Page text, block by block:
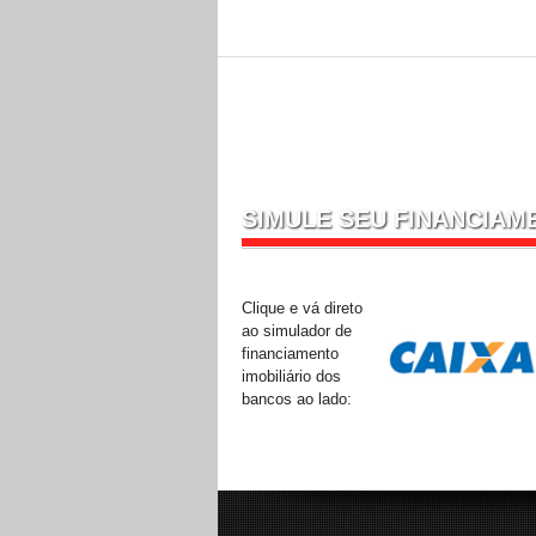
SIMULE SEU
Clique e vá direto
ao simulador de
financiamento
imobiliário dos
bancos ao lado: